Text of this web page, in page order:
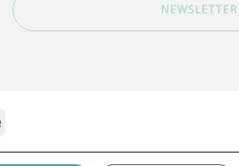
NEWSLETTER
Stripe